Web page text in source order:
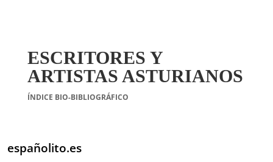
ESCRITORES Y
ARTISTAS ASTURIANOS
ÍNDICE BIO-BIBLIOGRÁFICO
españolito.es